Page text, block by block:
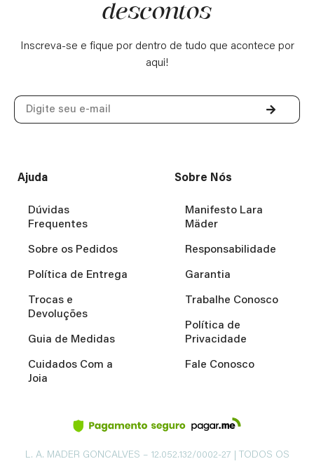
descontos
Inscreva-se e fique por dentro de tudo que acontece por
aqui!
Ajuda
Dúvidas
Frequentes
Sobre os Pedidos
Política de Entrega
Trocas e
Devoluções
Guia de Medidas
Cuidados Com a
Joia
Sobre Nós
Manifesto Lara
Mäder
Responsabilidade
Garantia
Trabalhe Conosco
Política de
Privacidade
Fale Conosco
L. A. MADER GONCALVES – 12.052.132/0002-27 | TODOS OS